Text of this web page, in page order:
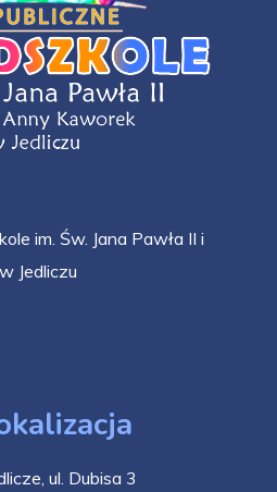
im. Św. Jana Pawła II i
Jedliczu
ul. Dubisa 3